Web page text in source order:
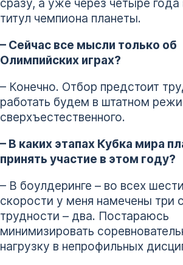
сразу, а уже через четыре года
титул чемпиона планеты.
– Сейчас все мысли только об
Олимпийских играх?
– Конечно. Отбор предстоит
работать будем в штатном
сверхъестественного.
– В каких этапах Кубка мира
принять участие в этом году?
– В боулдеринге – во всех
скорости у меня намечены три
трудности – два. Постараюсь
минимизировать
нагрузку в непрофильных